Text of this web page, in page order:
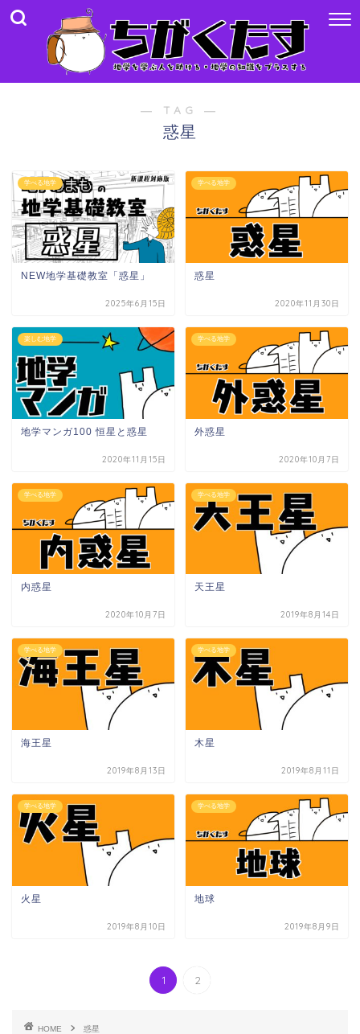
― TAG ―
惑星
学べる地学
NEW地学基礎教室「惑星」
2025年6月15日
学べる地学
惑星
2020年11月30日
楽しむ地学
地学マンガ100 恒星と惑星
2020年11月15日
学べる地学
外惑星
2020年10月7日
学べる地学
内惑星
2020年10月7日
学べる地学
天王星
2019年8月14日
学べる地学
海王星
2019年8月13日
学べる地学
木星
2019年8月11日
学べる地学
火星
2019年8月10日
学べる地学
地球
2019年8月9日
1 2
HOME 惑星